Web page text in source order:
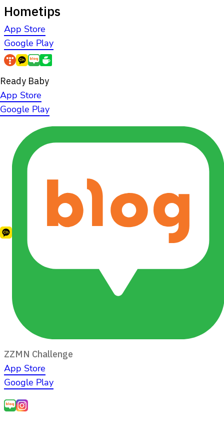
Hometips
App Store
Google Play
Ready Baby
App Store
Google Play
ZZMN Challenge
App Store
Google Play